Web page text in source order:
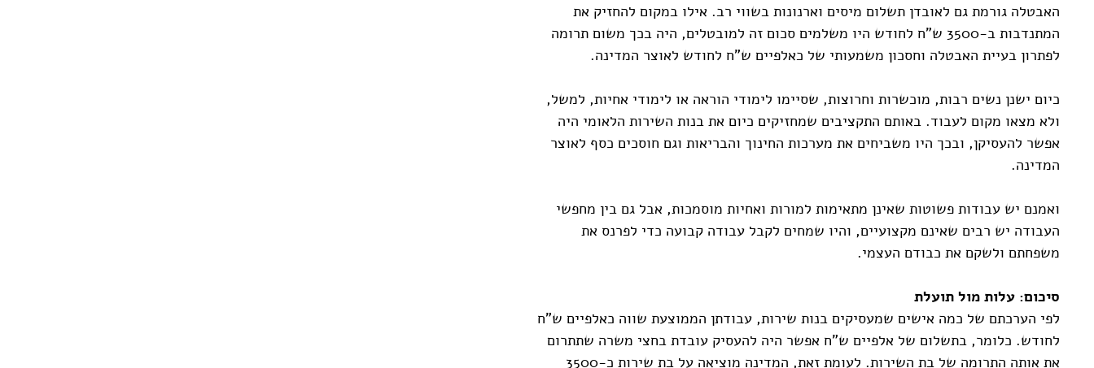
האבטלה גורמת גם לאובדן תשלום מיסים וארנונות בשווי רב. אילו במקום להחזיק את
המתנדבות ב-3500 ש"ח לחודש היו משלמים סכום זה למובטלים, היה בכך משום תרומה
לפתרון בעיית האבטלה וחסכון משמעותי של כאלפיים ש"ח לחודש לאוצר המדינה.
כיום ישנן נשים רבות, מוכשרות וחרוצות, שסיימו לימודי הוראה או לימודי אחיות, למשל,
ולא מצאו מקום לעבוד. באותם התקציבים שמחזיקים כיום את בנות השירות הלאומי היה
אפשר להעסיקן, ובכך היו משביחים את מערכות החינוך והבריאות וגם חוסכים כסף לאוצר
המדינה.
ואמנם יש עבודות פשוטות שאינן מתאימות למורות ואחיות מוסמכות, אבל גם בין מחפשי
העבודה יש רבים שאינם מקצועיים, והיו שמחים לקבל עבודה קבועה כדי לפרנס את
משפחתם ולשקם את כבודם העצמי.
סיכום: עלות מול תועלת
לפי הערכתם של כמה אישים שמעסיקים בנות שירות, עבודתן הממוצעת שווה כאלפיים ש"ח
לחודש. כלומר, בתשלום של אלפיים ש"ח אפשר היה להעסיק עובדת בחצי משרה שתתרום
את אותה התרומה של בת השירות. לעומת זאת, המדינה מוציאה על בת שירות כ-3500